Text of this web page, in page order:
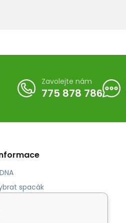
Zavolejte nám
775 878 786
spacák
karimatku